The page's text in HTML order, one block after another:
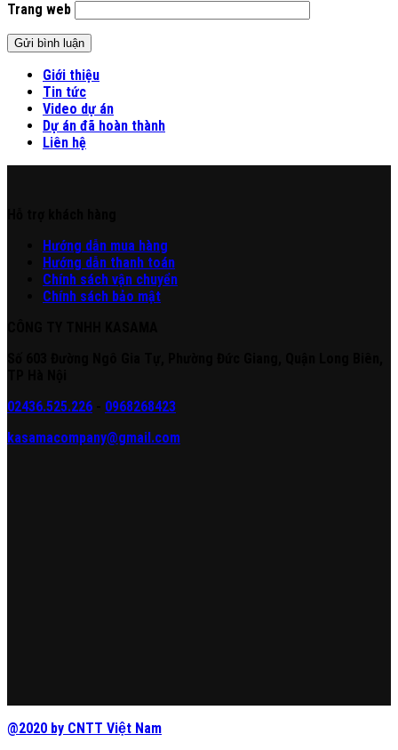
Trang web
Giới thiệu
Tin tức
Video dự án
Dự án đã hoàn thành
Liên hệ
Hướng dẫn mua hàng
Hướng dẫn thanh toán
Chính sách vận chuyển
Chính sách bảo mật
02436.525.226
0968268423
kasamacompany@gmail.com
@2020 by CNTT Việt Nam